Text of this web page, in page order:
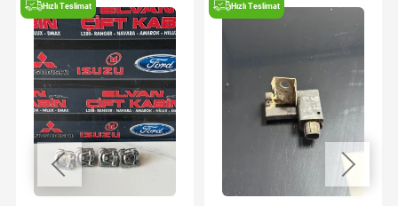
Hızlı Teslimat Hızlı Teslimat